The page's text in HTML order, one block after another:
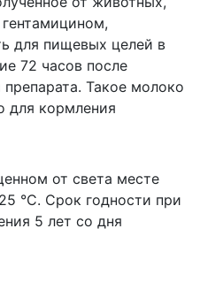
для пищевых целей в
72 часов после
Такое молоко
для кормления
от света месте
°С. Срок годности при
5 лет со дня